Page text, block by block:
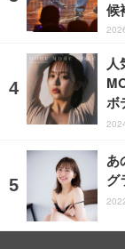
候
人
ボ
あ
グ